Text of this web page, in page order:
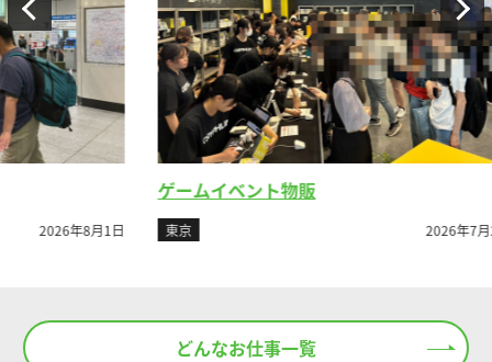
ゲームイベント物販
東京 2026年7月26日 東
どんなお仕事一覧